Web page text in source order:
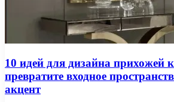
10 идей для дизайна прихожей
превратите входное
акцент